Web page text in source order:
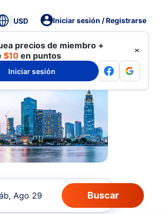
USD Iniciar sesión / Registrarse
precios de miembro +
$10 en puntos
Iniciar sesión
Ago 29